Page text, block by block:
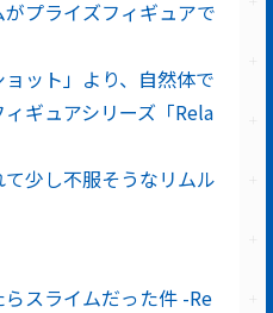
プライズフィギュアで
ット」より、自然体で
ギュアシリーズ「Rela
少し不服そうなリムル
スライムだった件 -Re